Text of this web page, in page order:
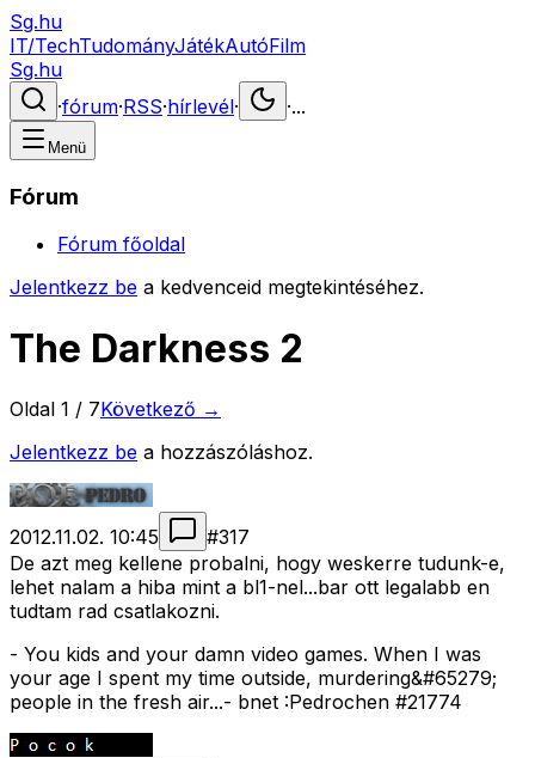
Sg.hu
IT/TechTudományJátékAutóFilm
Sg.hu
·fórum·RSS·hírlevél· ·...
Menü
Fórum
Fórum főoldal
Jelentkezz be a kedvenceid megtekintéséhez.
The Darkness 2
Oldal 1 / 7Következő →
Jelentkezz be a hozzászóláshoz.
2012.11.02. 10:45 #317
De azt meg kellene probalni, hogy weskerre tudunk-e,
lehet nalam a hiba mint a bl1-nel...bar ott legalabb en
tudtam rad csatlakozni.
- You kids and your damn video games. When I was
your age I spent my time outside, murdering&#65279;
people in the fresh air...- bnet :Pedrochen #21774